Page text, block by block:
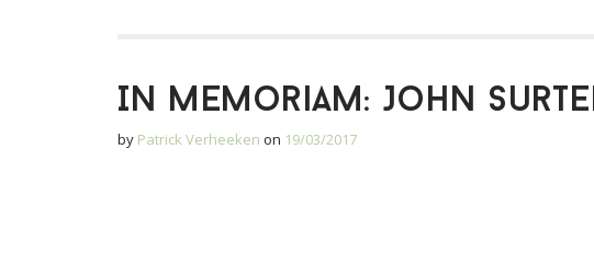
In memoriam: John
by Patrick Verheeken on 19/03/2017